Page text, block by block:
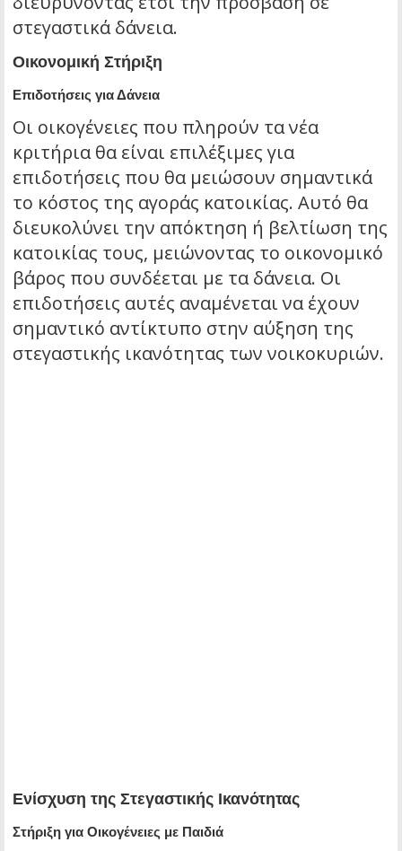
στεγαστικά δάνεια.
Οικονομική Στήριξη
Επιδοτήσεις για Δάνεια
Οι οικογένειες που πληρούν τα νέα
κριτήρια θα είναι επιλέξιμες για
επιδοτήσεις που θα μειώσουν σημαντικά
το κόστος της αγοράς κατοικίας. Αυτό θα
διευκολύνει την απόκτηση ή βελτίωση της
κατοικίας τους, μειώνοντας το οικονομικό
βάρος που συνδέεται με τα δάνεια. Οι
επιδοτήσεις αυτές αναμένεται να έχουν
σημαντικό αντίκτυπο στην αύξηση της
στεγαστικής ικανότητας των νοικοκυριών.
Ενίσχυση της Στεγαστικής Ικανότητας
Στήριξη για Οικογένειες με Παιδιά